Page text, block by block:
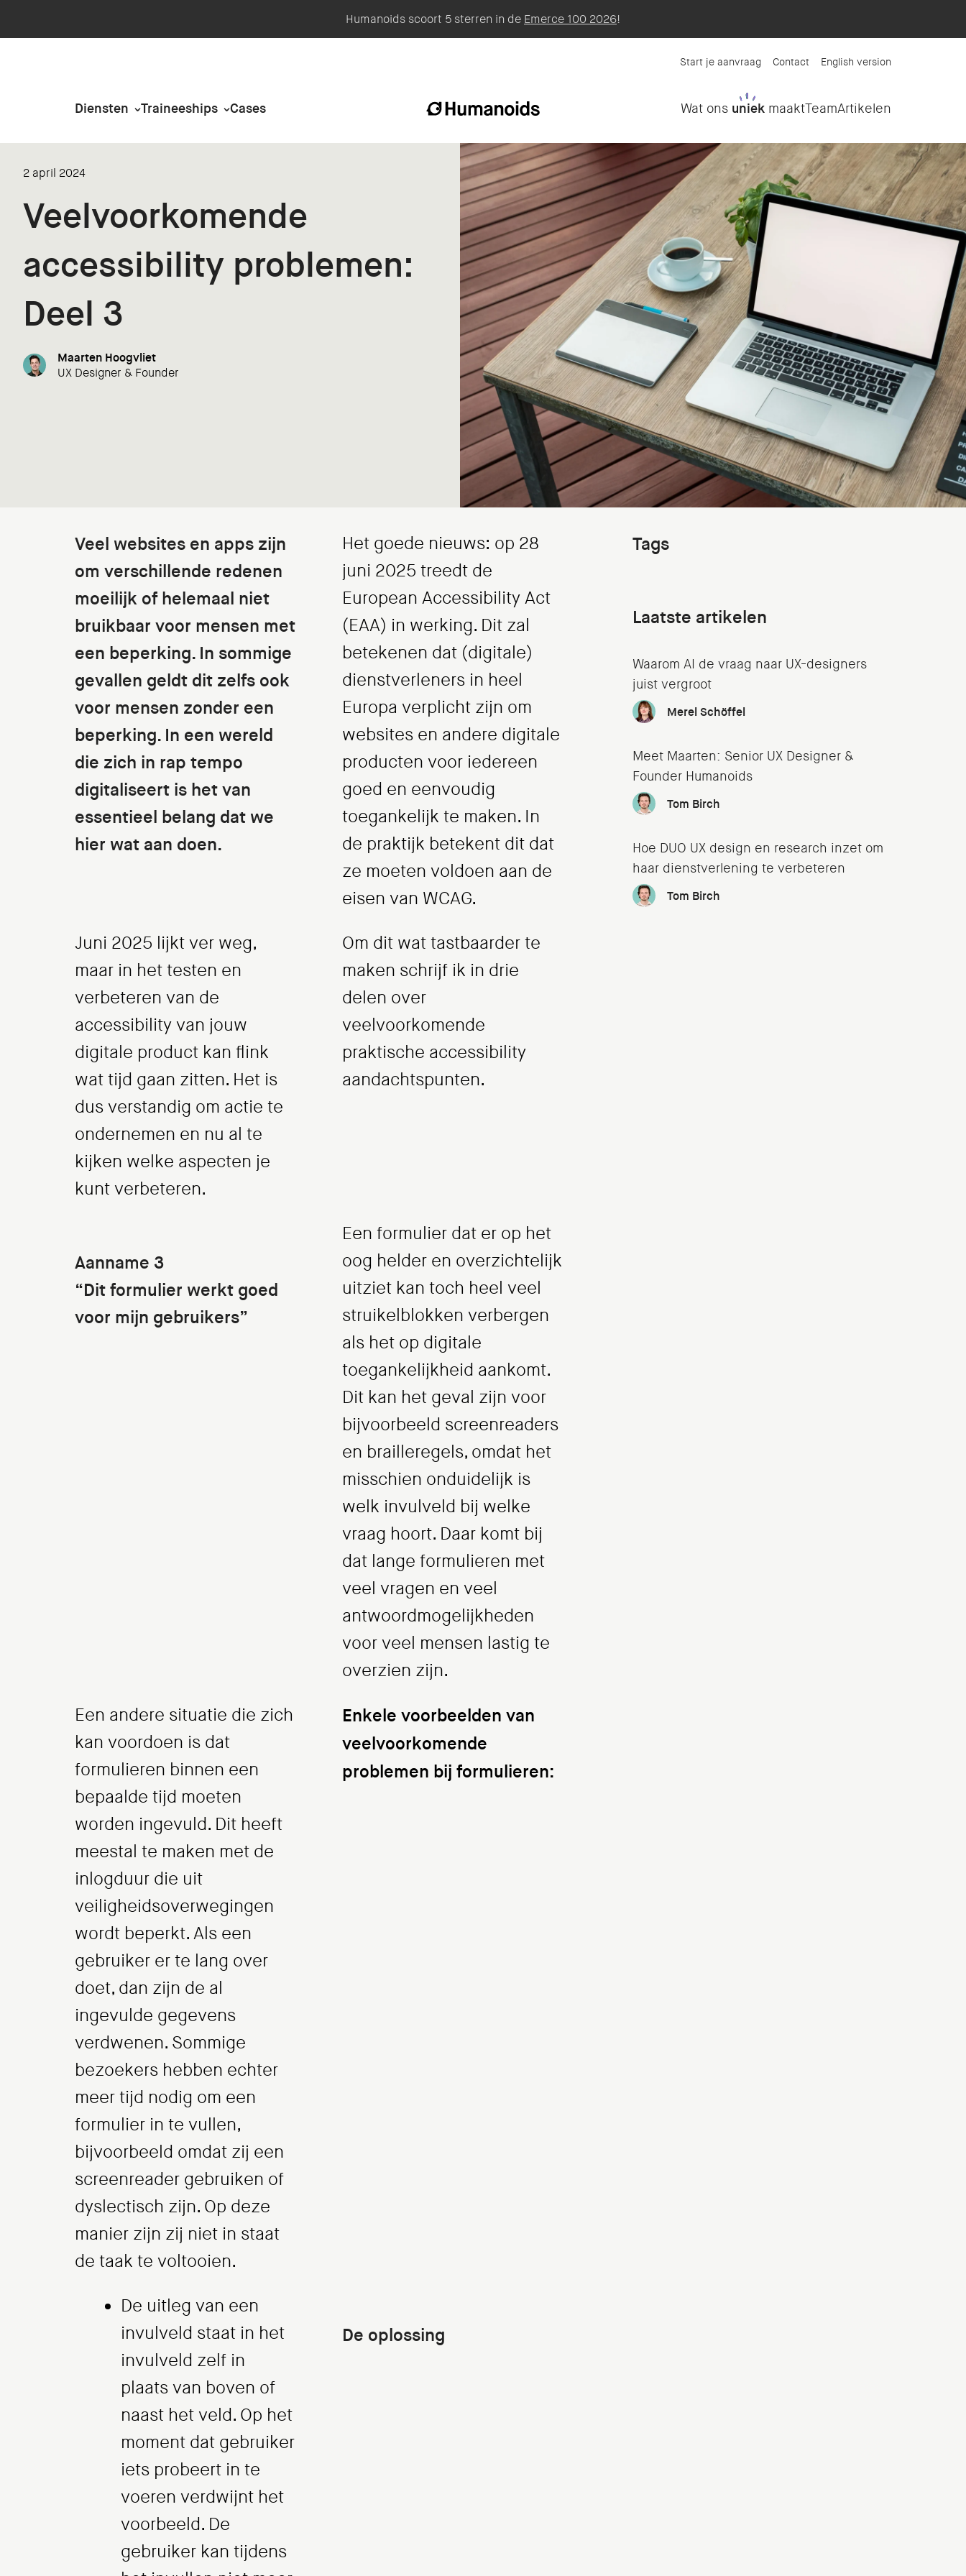
Humanoids scoort 5 sterren in de Emerce 100 2026!
Start je aanvraag Contact English version
Diensten Traineeships Cases Wat ons uniek maaktTeamArtikelen
2 april 2024
Veelvoorkomende
accessibility problemen:
Deel 3
Maarten Hoogvliet
UX Designer & Founder
Veel websites en apps zijn
om verschillende redenen
moeilijk of helemaal niet
bruikbaar voor mensen met
een beperking. In sommige
gevallen geldt dit zelfs ook
voor mensen zonder een
beperking. In een wereld
die zich in rap tempo
digitaliseert is het van
essentieel belang dat we
hier wat aan doen.
Het goede nieuws: op 28
juni 2025 treedt de
European Accessibility Act
(EAA) in werking. Dit zal
betekenen dat (digitale)
dienstverleners in heel
Europa verplicht zijn om
websites en andere digitale
producten voor iedereen
goed en eenvoudig
toegankelijk te maken. In
de praktijk betekent dit dat
ze moeten voldoen aan de
eisen van WCAG.
Juni 2025 lijkt ver weg,
maar in het testen en
verbeteren van de
accessibility van jouw
digitale product kan flink
wat tijd gaan zitten. Het is
dus verstandig om actie te
ondernemen en nu al te
kijken welke aspecten je
kunt verbeteren.
Om dit wat tastbaarder te
maken schrijf ik in drie
delen over
veelvoorkomende
praktische accessibility
aandachtspunten.
Aanname 3
“Dit formulier werkt goed
voor mijn gebruikers”
Een formulier dat er op het
oog helder en overzichtelijk
uitziet kan toch heel veel
struikelblokken verbergen
als het op digitale
toegankelijkheid aankomt.
Dit kan het geval zijn voor
bijvoorbeeld screenreaders
en brailleregels, omdat het
misschien onduidelijk is
welk invulveld bij welke
vraag hoort. Daar komt bij
dat lange formulieren met
veel vragen en veel
antwoordmogelijkheden
voor veel mensen lastig te
overzien zijn.
Een andere situatie die zich
kan voordoen is dat
formulieren binnen een
bepaalde tijd moeten
worden ingevuld. Dit heeft
meestal te maken met de
inlogduur die uit
veiligheidsoverwegingen
wordt beperkt. Als een
gebruiker er te lang over
doet, dan zijn de al
ingevulde gegevens
verdwenen. Sommige
bezoekers hebben echter
meer tijd nodig om een
formulier in te vullen,
bijvoorbeeld omdat zij een
screenreader gebruiken of
dyslectisch zijn. Op deze
manier zijn zij niet in staat
de taak te voltooien.
Enkele voorbeelden van
veelvoorkomende
problemen bij formulieren:
De uitleg van een
invulveld staat in het
invulveld zelf in
plaats van boven of
naast het veld. Op het
moment dat gebruiker
iets probeert in te
voeren verdwijnt het
voorbeeld. De
gebruiker kan tijdens
De oplossing
Tags
Laatste artikelen
Waarom AI de vraag naar UX-designers
juist vergroot
Merel Schöffel
Meet Maarten: Senior UX Designer &
Founder Humanoids
Tom Birch
Hoe DUO UX design en research inzet om
haar dienstverlening te verbeteren
Tom Birch